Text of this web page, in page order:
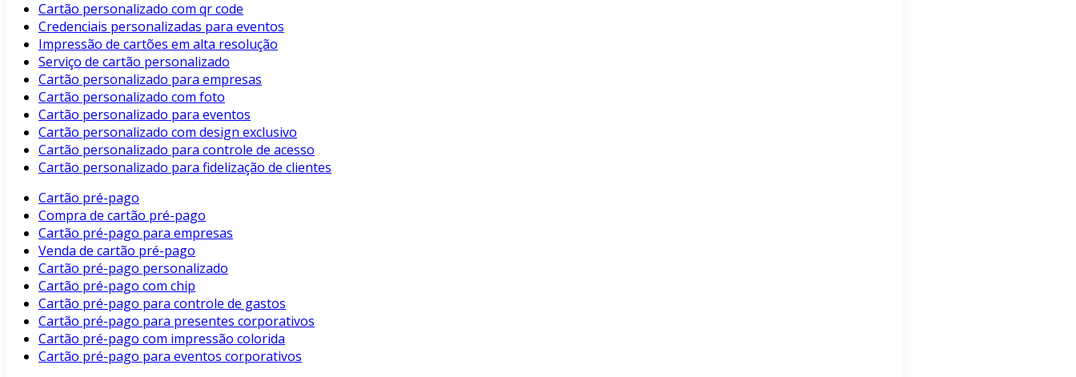
Cartão personalizado com qr code
Credenciais personalizadas para eventos
Impressão de cartões em alta resolução
Serviço de cartão personalizado
Cartão personalizado para empresas
Cartão personalizado com foto
Cartão personalizado para eventos
Cartão personalizado com design exclusivo
Cartão personalizado para controle de acesso
Cartão personalizado para fidelização de clientes
Cartão pré-pago
Compra de cartão pré-pago
Cartão pré-pago para empresas
Venda de cartão pré-pago
Cartão pré-pago personalizado
Cartão pré-pago com chip
Cartão pré-pago para controle de gastos
Cartão pré-pago para presentes corporativos
Cartão pré-pago com impressão colorida
Cartão pré-pago para eventos corporativos